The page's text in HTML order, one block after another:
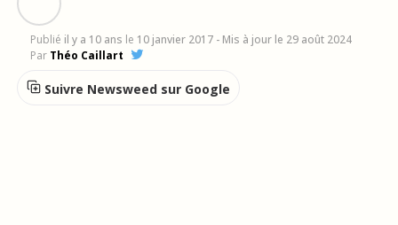
Publié il y a 10 ans le 10 janvier 2017 - Mis à jour le 29 août 2024
Par Théo Caillart
Suivre Newsweed sur Google